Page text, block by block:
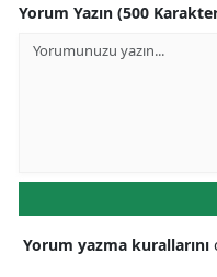
Yorum Yazın (500
Yorum yazma kurallarını